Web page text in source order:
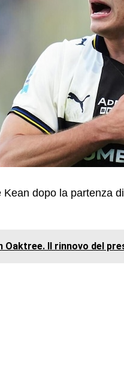
dopo la partenza
Oaktree. Il rinnovo del